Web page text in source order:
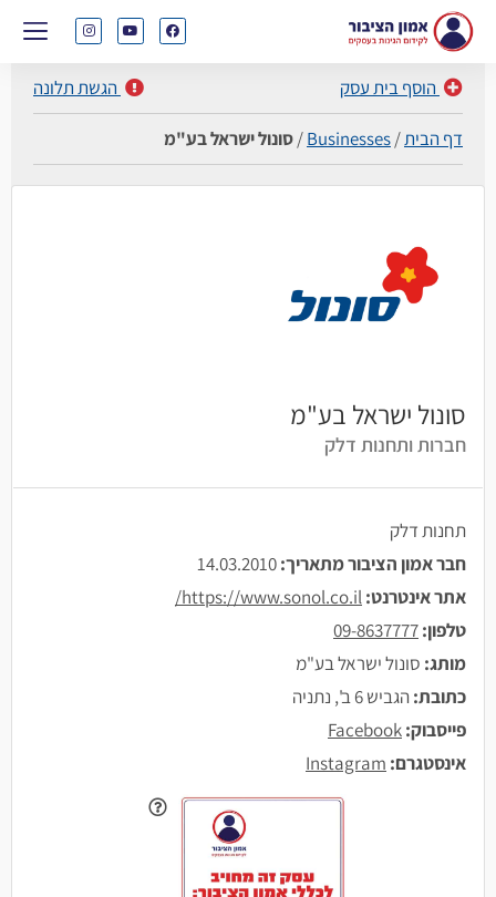
הוסף בית עסק הגשת תלונה
דף הבית/
Businesses
/סונול ישראל בע"מ
סונול ישראל בע"מ
חברות ותחנות דלק
תחנות דלק
חבר אמון הציבור מתאריך:
אתר אינטרנט:https://www.sonol.co.il/
טלפון:09-8637777
מותג: סונול ישראל בע"מ
כתובת:הגביש 6 ב', נתניה
פייסבוק:Facebook
אינסטגרם: Instagram